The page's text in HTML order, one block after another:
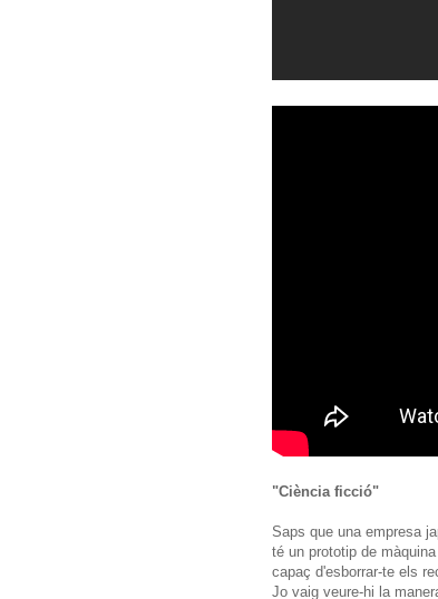
"Ciència ficció"
Saps que una empresa
té un prototip de màquina
capaç d'esborrar-te els
Jo vaig veure-hi la